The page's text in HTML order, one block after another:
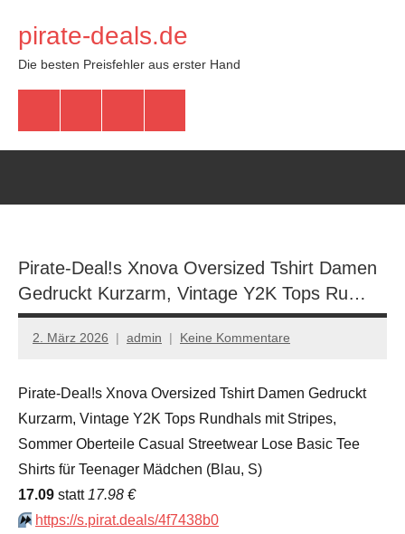
Inhalt
springen
pirate-deals.de
Die besten Preisfehler aus erster Hand
Pirate-Deal!s Xnova Oversized Tshirt Damen
Gedruckt Kurzarm, Vintage Y2K Tops Ru…
2. März 2026 admin Keine Kommentare
Pirate-Deal!s Xnova Oversized Tshirt Damen Gedruckt
Kurzarm, Vintage Y2K Tops Rundhals mit Stripes,
Sommer Oberteile Casual Streetwear Lose Basic Tee
Shirts für Teenager Mädchen (Blau, S)
17.09 statt 17.98 €
⏩️ https://s.pirat.deals/4f7438b0